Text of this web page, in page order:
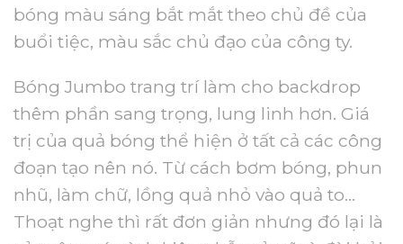
bóng màu sáng bắt mắt theo chủ đề của
buổi tiệc, màu sắc chủ đạo của công ty.
Bóng Jumbo trang trí làm cho backdrop
thêm phần sang trọng, lung linh hơn. Giá
trị của quả bóng thể hiện ở tất cả các công
đoạn tạo nên nó. Từ cách bơm bóng, phun
nhũ, làm chữ, lồng quả nhỏ vào quả to…
Thoạt nghe thì rất đơn giản nhưng đó lại là